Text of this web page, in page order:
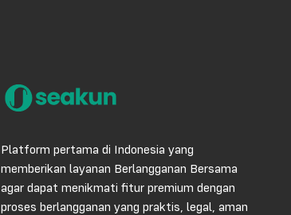
Platform pertama di Indonesia yang
memberikan layanan Berlangganan Bersama
agar dapat menikmati fitur premium dengan
proses berlangganan yang praktis, legal, aman